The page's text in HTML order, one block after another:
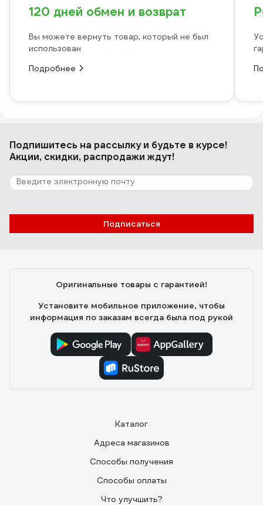
120 дней обмен и возврат
Вы можете вернуть товар, который не был
использован
Подробнее
Подпишитесь на рассылкуи будьте в курсе!
Акции, скидки, распродажи ждут!
Подписаться
Оригинальные товары с гарантией!
Установите мобильное приложение, чтобы
информация по заказам всегда была под рукой
Каталог
Адреса магазинов
Способы получения
Способы оплаты
Что улучшить?